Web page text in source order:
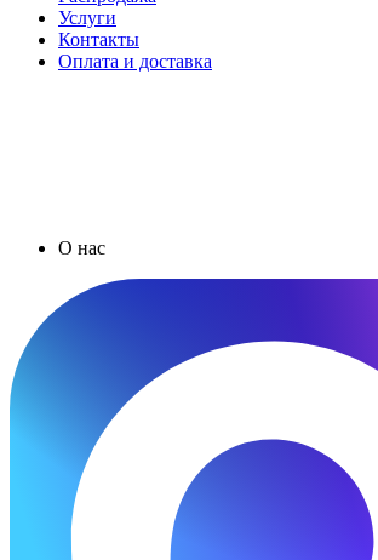
Услуги
Контакты
Оплата и доставка
О нас